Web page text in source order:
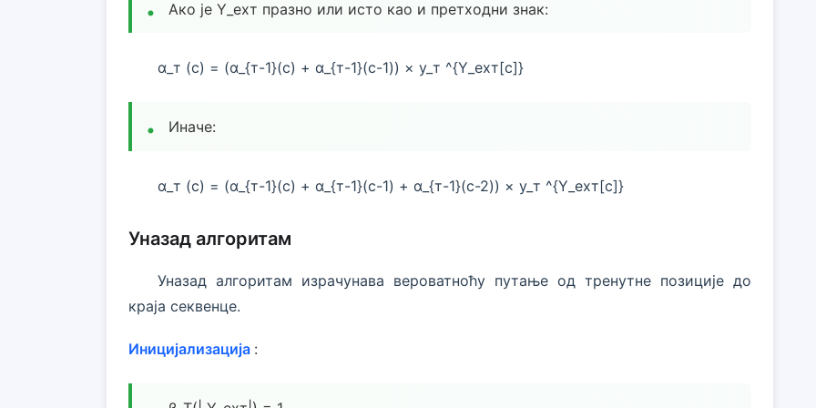
Ако је Y_еxт празно или исто као и претходни знак:
α_т (с) = (α_{т-1}(с) + α_{т-1}(с-1)) × y_т ^{Y_еxт[с]}
Иначе:
α_т (с) = (α_{т-1}(с) + α_{т-1}(с-1) + α_{т-1}(с-2)) × y_т ^{Y_еxт[с]}
Уназад алгоритам
Уназад алгоритам израчунава вероватноћу путање од тренутне позиције до
краја секвенце.
Иницијализација :